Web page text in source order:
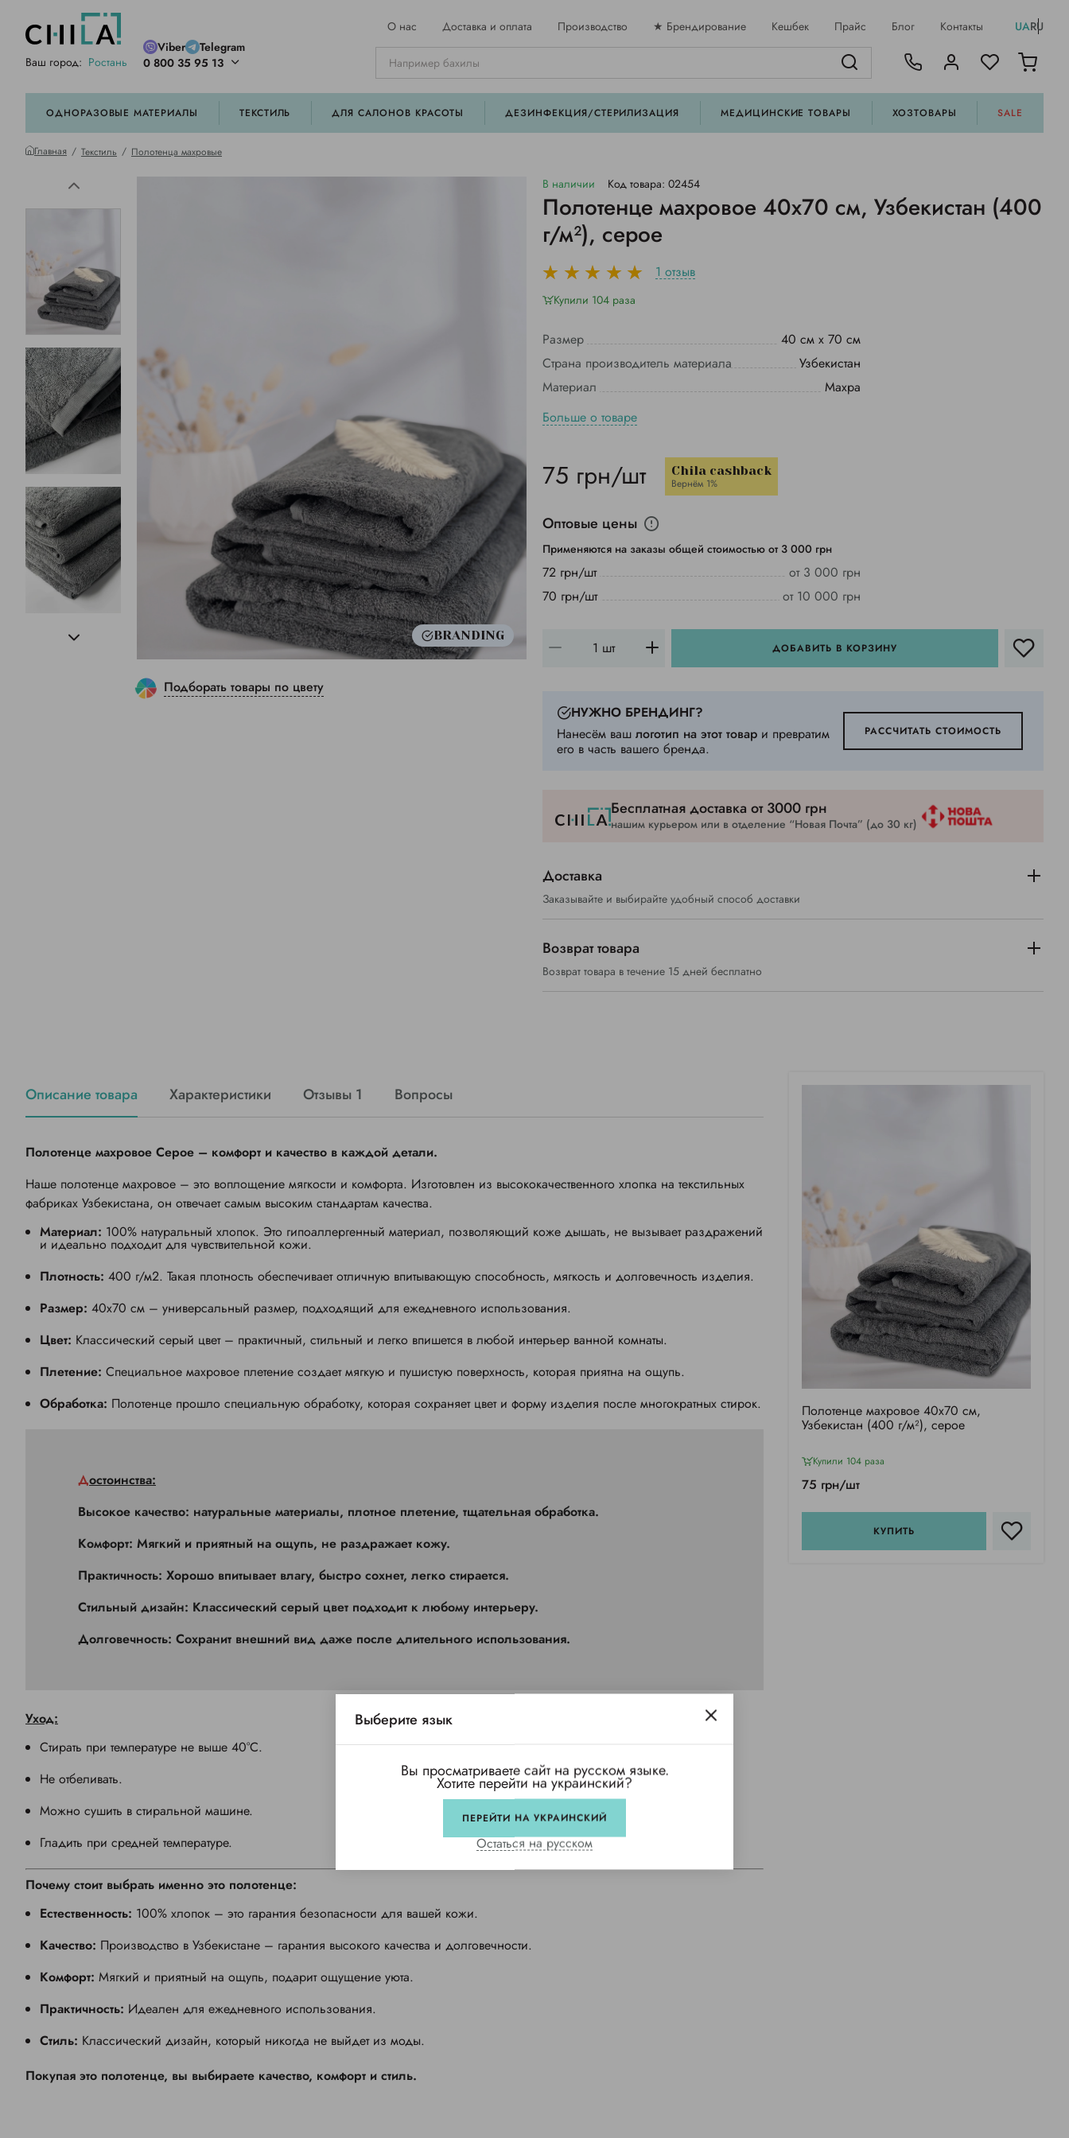
Ваш город: Ростань
Viber
Telegram
0 800 35 95 13
О нас Доставка и оплата Производство ★ Брендирование Кешбек Прайс Блог Контакты UARU
ОДНОРАЗОВЫЕ МАТЕРИАЛЫ ТЕКСТИЛЬ ДЛЯ САЛОНОВ КРАСОТЫ ДЕЗИНФЕКЦИЯ/СТЕРИЛИЗАЦИЯ МЕДИЦИНСКИЕ ТОВАРЫ ХОЗТОВАРЫ SALE
Главная Текстиль Полотенца махровые
BRANDING
Подборать товары по цвету
В наличии Код товара: 02454
Полотенце махровое 40х70 см, Узбекистан (400
г/м²), серое
1 отзыв
Купили 104 раза
Размер
40 см х 70 см
Страна производитель материала
Узбекистан
Материал
Махра
Больше о товаре
75 грн/шт Chila cashback
Вернём 1%
Оптовые цены
Применяются на заказы общей стоимостью от 3 000 грн
72 грн/шт
от 3 000 грн
70 грн/шт
от 10 000 грн
ДОБАВИТЬ В КОРЗИНУ
НУЖНО БРЕНДИНГ?
Нанесём ваш логотип на этот товар и превратим
его в часть вашего бренда.
РАССЧИТАТЬ СТОИМОСТЬ
Бесплатная доставка от 3000 грн
нашим курьером или в отделение “Новая Почта” (до 30 кг)
Доставка
Заказывайте и выбирайте удобный способ доставки
Возврат товара
Возврат товара в течение 15 дней бесплатно
Описание товара Характеристики Отзывы 1 Вопросы
Полотенце махровое Серое – комфорт и качество в каждой детали.
Наше полотенце махровое – это воплощение мягкости и комфорта. Изготовлен из высококачественного хлопка на текстильных
фабриках Узбекистана, он отвечает самым высоким стандартам качества.
Материал: 100% натуральный хлопок. Это гипоаллергенный материал, позволяющий коже дышать, не вызывает раздражений
и идеально подходит для чувствительной кожи.
Плотность: 400 г/м2. Такая плотность обеспечивает отличную впитывающую способность, мягкость и долговечность изделия.
Размер: 40х70 см – универсальный размер, подходящий для ежедневного использования.
Цвет: Классический серый цвет – практичный, стильный и легко впишется в любой интерьер ванной комнаты.
Плетение: Специальное махровое плетение создает мягкую и пушистую поверхность, которая приятна на ощупь.
Обработка: Полотенце прошло специальную обработку, которая сохраняет цвет и форму изделия после многократных стирок.
Достоинства:
Высокое качество: натуральные материалы, плотное плетение, тщательная обработка.
Комфорт: Мягкий и приятный на ощупь, не раздражает кожу.
Практичность: Хорошо впитывает влагу, быстро сохнет, легко стирается.
Стильный дизайн: Классический серый цвет подходит к любому интерьеру.
Долговечность: Сохранит внешний вид даже после длительного использования.
Уход:
Стирать при температуре не выше 40°C.
Не отбеливать.
Можно сушить в стиральной машине.
Гладить при средней температуре.
Почему стоит выбрать именно это полотенце:
Естественность: 100% хлопок – это гарантия безопасности для вашей кожи.
Качество: Производство в Узбекистане – гарантия высокого качества и долговечности.
Комфорт: Мягкий и приятный на ощупь, подарит ощущение уюта.
Практичность: Идеален для ежедневного использования.
Стиль: Классический дизайн, который никогда не выйдет из моды.
Покупая это полотенце, вы выбираете качество, комфорт и стиль.
Полотенце махровое 40х70 см,
Узбекистан (400 г/м²), серое
Купили 104 раза
75 грн/шт
КУПИТЬ
Выберите язык
Вы просматриваете сайт на русском языке.
Хотите перейти на украинский?
ПЕРЕЙТИ НА УКРАИНСКИЙ
Остаться на русском